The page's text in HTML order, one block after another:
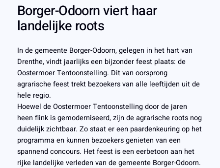
Borger-Odoorn viert haar
landelijke roots
In de gemeente Borger-Odoorn, gelegen in het hart van
Drenthe, vindt jaarlijks een bijzonder feest plaats: de
Oostermoer Tentoonstelling. Dit van oorsprong
agrarische feest trekt bezoekers van alle leeftijden uit de
hele regio.
Hoewel de Oostermoer Tentoonstelling door de jaren
heen flink is gemoderniseerd, zijn de agrarische roots nog
duidelijk zichtbaar. Zo staat er een paardenkeuring op het
programma en kunnen bezoekers genieten van een
spannend concours. Het feest is een eerbetoon aan het
rijke landelijke verleden van de gemeente Borger-Odoorn.